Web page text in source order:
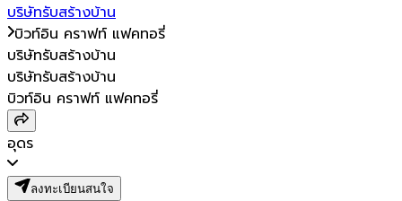
บริษัทรับสร้างบ้าน
บิวท์อิน คราฟท์ แฟคทอรี่
บริษัทรับสร้างบ้าน
บริษัทรับสร้างบ้าน
บิวท์อิน คราฟท์ แฟคทอรี่
อุดร
ลงทะเบียนสนใจ